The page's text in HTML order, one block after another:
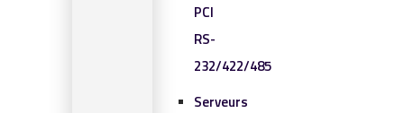
PCI
RS-
232/422/485
Serveurs